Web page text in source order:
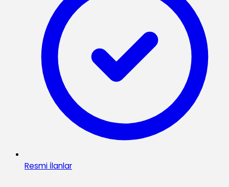
Resmi İlanlar